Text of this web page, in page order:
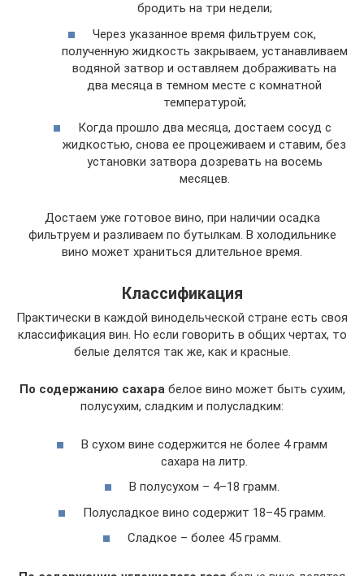
бродить на три недели;
Через указанное время фильтруем сок,
полученную жидкость закрываем, устанавливаем
водяной затвор и оставляем дображивать на
два месяца в темном месте с комнатной
температурой;
Когда прошло два месяца, достаем сосуд с
жидкостью, снова ее процеживаем и ставим, без
установки затвора дозревать на восемь
месяцев.
Достаем уже готовое вино, при наличии осадка
фильтруем и разливаем по бутылкам. В холодильнике
вино может храниться длительное время.
Классификация
Практически в каждой винодельческой стране есть своя
классификация вин. Но если говорить в общих чертах, то
белые делятся так же, как и красные.
По содержанию сахарабелое вино может быть сухим,
полусухим, сладким и полусладким:
В сухом вине содержится не более 4 грамм
сахара на литр.
В полусухом – 4–18 грамм.
Полусладкое вино содержит 18–45 грамм.
Сладкое – более 45 грамм.